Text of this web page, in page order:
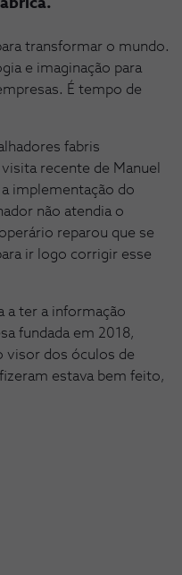
transformar o mundo.
e imaginação para
É tempo de
fabris
recente de Manuel
implementação do
não atendia o
reparou que se
ir logo corrigir esse
a ter a informação
fundada em 2018,
visor dos óculos de
estava bem feito,